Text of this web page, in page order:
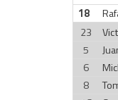
18
23
5
6
8